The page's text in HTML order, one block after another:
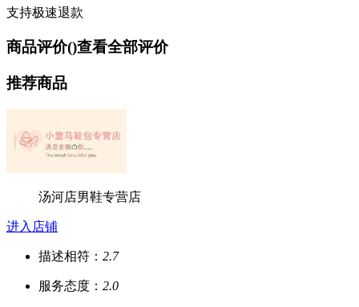
支持极速退款
商品评价()查看全部评价
推荐商品
汤河店男鞋专营店
进入店铺
描述相符： 2.7
服务态度： 2.0